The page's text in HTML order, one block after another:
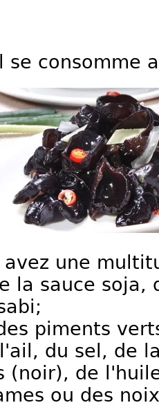
se consomme
avez une
la sauce soja,
piments
du sel, de
(noir), de
ou des